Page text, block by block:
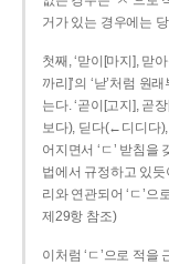
거가 있는 경우에는
첫째, ‘맏이[마지], 맏아
까리]’의 ‘낟’처럼 원
는다. ‘곧이[고지], 곧
보다), 딛다(←디디다
어지면서 ‘ㄷ’ 받침을
법에서 규정하고 있듯
리와 연관되어 ‘ㄷ’으
제29항 참조)
이처럼 ‘ㄷ’으로 적을